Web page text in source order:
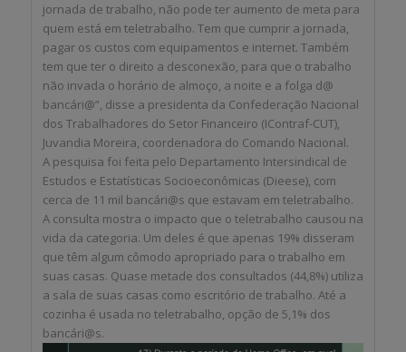
jornada de trabalho, não pode ter aumento de meta para
quem está em teletrabalho. Tem que cumprir a jornada,
pagar os custos com equipamentos e internet. Também
tem que ter o direito a desconexão, para que o trabalho
não invada o horário de almoço, a noite e a folga d@
bancári@”, disse a presidenta da Confederação Nacional
dos Trabalhadores do Setor Financeiro (IContraf-CUT),
Juvandia Moreira, coordenadora do Comando Nacional.
A pesquisa foi feita pelo Departamento Intersindical de
Estudos e Estatísticas Socioeconômicas (Dieese), com
cerca de 11 mil bancári@s que estavam em teletrabalho.
A consulta mostra o impacto que o teletrabalho causou na
vida da categoria. Um deles é que apenas 19% disseram
que têm algum cômodo apropriado para o trabalho em
suas casas. Quase metade dos consultados (44,8%) utiliza
a sala de suas casas como escritório de trabalho. Até a
cozinha é usada no teletrabalho, opção de 5,1% dos
bancári@s.